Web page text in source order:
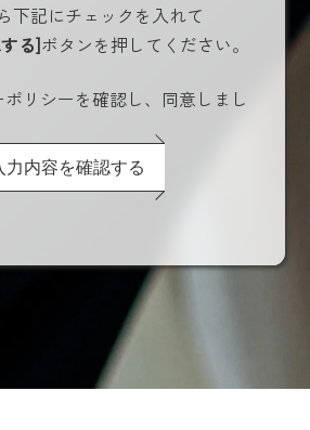
下記にチェックを入れて
る]ボタンを押してください。
ポリシーを確認し、同意しまし